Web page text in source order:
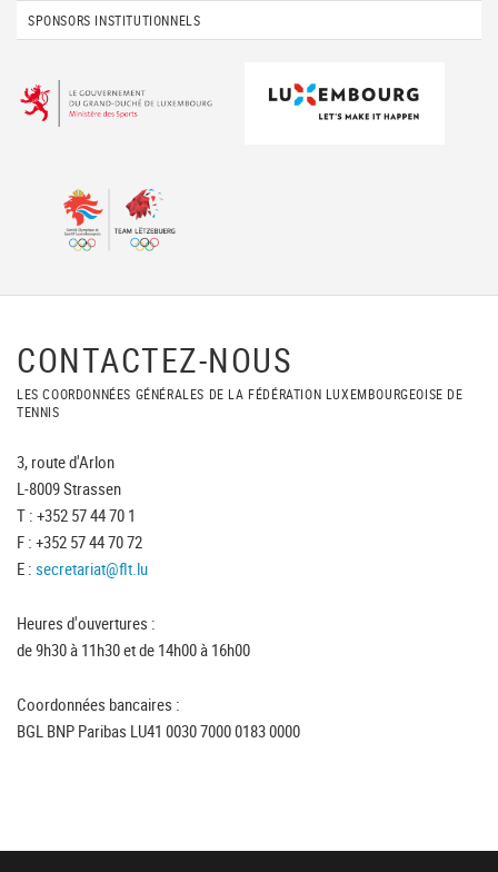
SPONSORS INSTITUTIONNELS
CONTACTEZ-NOUS
LES COORDONNÉES GÉNÉRALES DE LA FÉDÉRATION LUXEMBOURGEOISE DE
TENNIS
3, route d'Arlon
L-8009 Strassen
T : +352 57 44 70 1
F : +352 57 44 70 72
E : secretariat@flt.lu
Heures d'ouvertures :
de 9h30 à 11h30 et de 14h00 à 16h00
Coordonnées bancaires :
BGL BNP Paribas LU41 0030 7000 0183 0000